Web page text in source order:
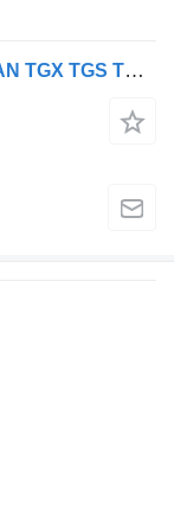
Essieu arrière pour tracteur routier MAN TGX TGS TGA TGM TGL